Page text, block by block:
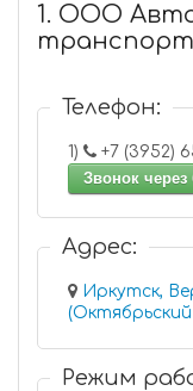
1. ООО
Телефон:
1)
+7
Звонок через
Адрес:
Иркутск,
Режим